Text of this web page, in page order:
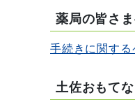
薬局の皆さ
手続きに関す
土佐おもて